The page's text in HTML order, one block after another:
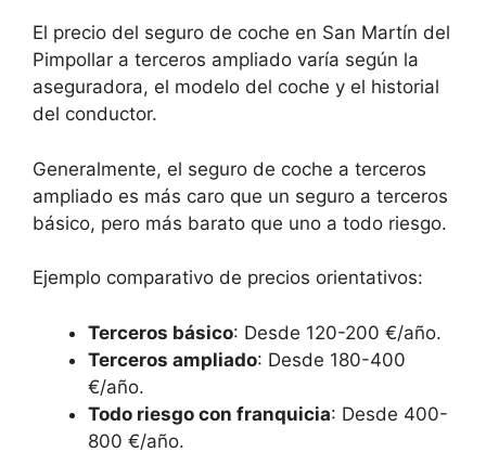
El precio del seguro de coche en San Martín del
Pimpollar a terceros ampliado varía según la
aseguradora, el modelo del coche y el historial
del conductor.
Generalmente, el seguro de coche a terceros
ampliado es más caro que un seguro a terceros
básico, pero más barato que uno a todo riesgo.
Ejemplo comparativo de precios orientativos:
Terceros básico: Desde 120-200 €/año.
Terceros ampliado: Desde 180-400
€/año.
Todo riesgo con franquicia: Desde 400-
800 €/año.